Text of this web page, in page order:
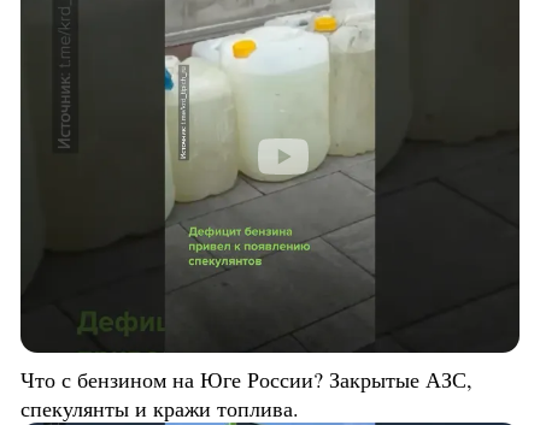
Что с бензином на Юге России? Закрытые АЗС,
спекулянты и кражи топлива.